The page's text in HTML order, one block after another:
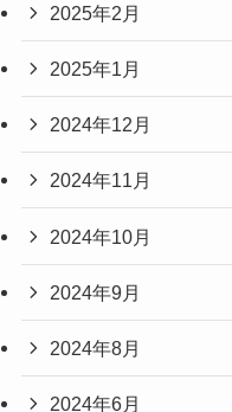
2025年2月
2025年1月
2024年12月
2024年11月
2024年10月
2024年9月
2024年8月
2024年6月